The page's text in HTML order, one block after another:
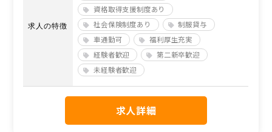
求人の特徴
資格取得支援制度あり
社会保険制度あり
制服貸与
車通勤可
福利厚生充実
経験者歓迎
第二新卒歓迎
未経験者歓迎
求人詳細